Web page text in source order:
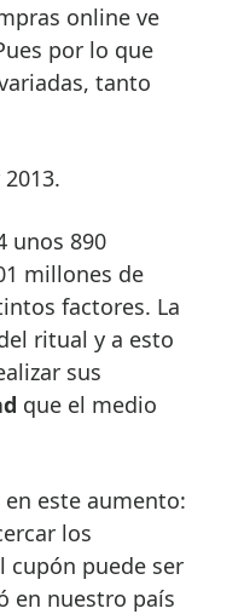
online ve
por lo que
tanto
unos 890
millones de
factores. La
ritual y a esto
sus
que el medio
en este aumento:
los
cupón puede ser
en nuestro país